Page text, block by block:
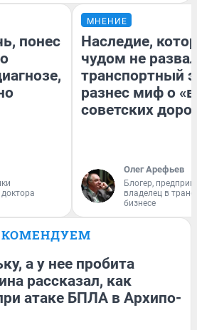
понес
МНЕНИЕ
Наследие,
чудом не
транспортный
разнес миф о
советских
Олег Арефьев
Блогер,
владелец в
бизнесе
а у нее пробита
рассказал, как
атаке БПЛА в Архипо-